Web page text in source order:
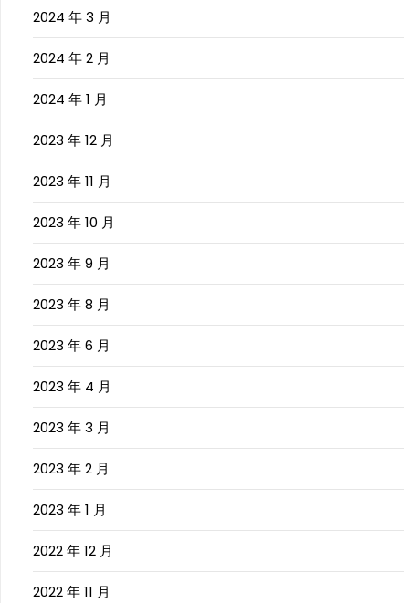
2024 年 3 月
2024 年 2 月
2024 年 1 月
2023 年 12 月
2023 年 11 月
2023 年 10 月
2023 年 9 月
2023 年 8 月
2023 年 6 月
2023 年 4 月
2023 年 3 月
2023 年 2 月
2023 年 1 月
2022 年 12 月
2022 年 11 月